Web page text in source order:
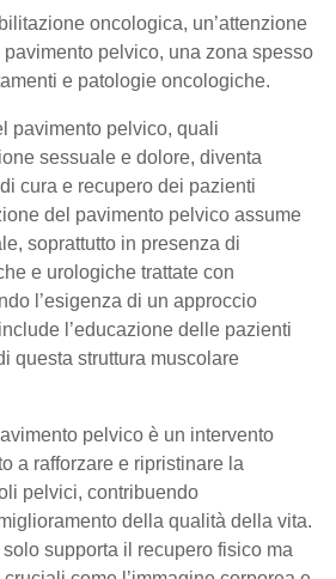
oncologica, un’attenzione
pelvico, una zona spesso
e patologie oncologiche.
pavimento pelvico, quali
sessuale e dolore, diventa
cura e recupero dei pazienti
del pavimento pelvico assume
soprattutto in presenza di
e urologiche trattate con
l’esigenza di un approccio
l’educazione delle pazienti
questa struttura muscolare
pelvico è un intervento
a rafforzare e ripristinare la
pelvici, contribuendo
della qualità della vita.
supporta il recupero fisico ma